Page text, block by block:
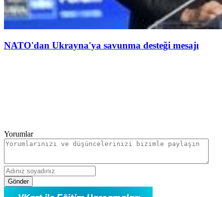
NATO'dan Ukrayna'ya savunma desteği mesajı
Yorumlar
Gönder